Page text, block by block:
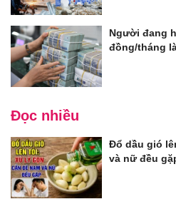
Người đang
đồng/tháng
Đọc nhiều
Đổ dầu gió
và nữ đều